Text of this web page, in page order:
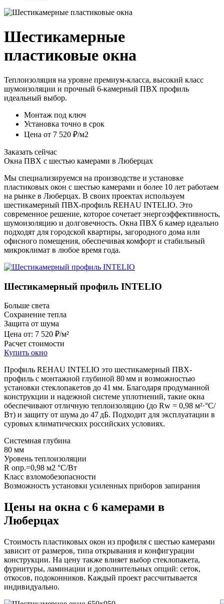
Шестикамерные
пластиковые окна
Теплоизоляция на уровне премиум-класса, высокий класс
шумоизоляции и прочный 6‑камерный ПВХ профиль
идеальный выбор.
Монтаж под ключ
Установка точно в срок
Цена от 7 520 ₽/м2
Заказать сейчас
Окна ПВХ с шестью камерами в Люберцах
Мы специализируемся на производстве и установке
пластиковых окон с шестью камерами и более 10 лет работаем
на рынке в Люберцах. В своих проектах используем
шестикамерный ПВХ-профиль REHAU INTELIO. Это
современное решение, которое сочетает энергоэффективность,
шумоизоляцию и долговечность. Окна ПВХ 6 камер идеально
подходят для городской квартиры, загородного дома или
офисного помещения, обеспечивая комфорт и стабильный
микроклимат в любое время года.
Шестикамерный профиль INTELIO
Больше света
Сохранение тепла
Защита от шума
Цена от: 7 520 ₽/м²
Расчет стоимости
Купить окно
Профиль REHAU INTELIO это шестикамерный ПВХ-
профиль с монтажной глубиной 80 мм и возможностью
установки стеклопакетов до 41 мм. Благодаря продуманной
конструкции и надежной системе уплотнений, такие окна
обеспечивают отличную теплоизоляцию (до Rw = 0,98 м²·°C/
Вт) и защиту от шума до 47 дБ. Подходит для эксплуатации в
суровых климатических российских условиях.
Системная глубина
80 мм
Уровень теплоизоляции
R опр.=0,98 м2 °C/Вт
Класс взломобезопасности
Возможность установки усиленных приборов запирания
Цены на окна с 6 камерами в
Люберцах
Стоимость пластиковых окон из профиля с шестью камерами
зависит от размеров, типа открывания и конфигурации
конструкции. На цену также влияет выбор стеклопакета,
фурнитуры, ламинации и дополнительных опций: сеток,
откосов, подоконников. Каждый проект рассчитывается
индивидуально.